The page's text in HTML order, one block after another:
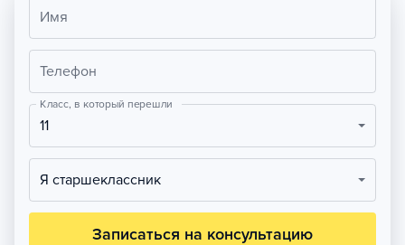
Имя
Телефон
Класс, в который перешли
11
Я старшеклассник
Записаться на консультацию